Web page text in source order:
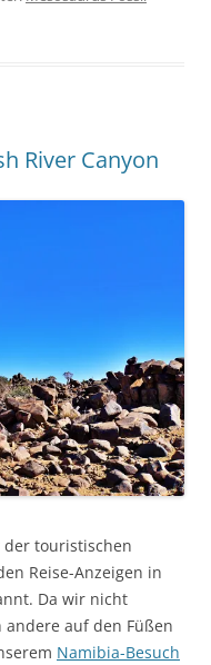
River Canyon
touristischen
Reise-Anzeigen in
Da wir nicht
auf den Füßen
Namibia-Besuch